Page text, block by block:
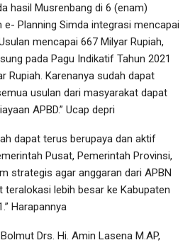
hasil Musrenbang di 6 (enam)
Planning Simda integrasi mencapai
mencapai 667 Milyar Rupiah,
pada Pagu Indikatif Tahun 2021
Rupiah. Karenanya sudah dapat
usulan dari masyarakat dapat
APBD.” Ucap depri
dapat terus berupaya dan aktif
Pusat, Pemerintah Provinsi,
strategis agar anggaran dari APBN
teralokasi lebih besar ke Kabupaten
Harapannya
Drs. Hi. Amin Lasena M.AP,